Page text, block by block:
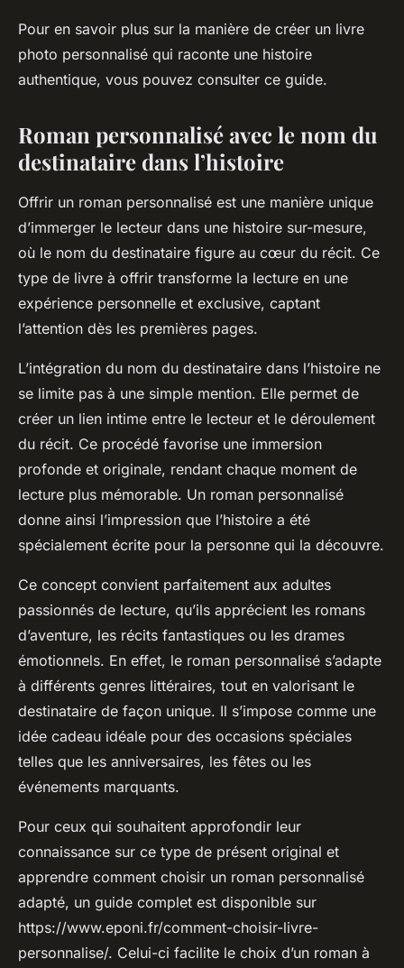
Pour en savoir plus sur la manière de créer un livre
photo personnalisé qui raconte une histoire
authentique, vous pouvez consulter ce guide.
Roman personnalisé avec le nom du
destinataire dans l’histoire
Offrir un roman personnalisé est une manière unique
d’immerger le lecteur dans une histoire sur-mesure,
où le nom du destinataire figure au cœur du récit. Ce
type de livre à offrir transforme la lecture en une
expérience personnelle et exclusive, captant
l’attention dès les premières pages.
L’intégration du nom du destinataire dans l’histoire ne
se limite pas à une simple mention. Elle permet de
créer un lien intime entre le lecteur et le déroulement
du récit. Ce procédé favorise une immersion
profonde et originale, rendant chaque moment de
lecture plus mémorable. Un roman personnalisé
donne ainsi l’impression que l’histoire a été
spécialement écrite pour la personne qui la découvre.
Ce concept convient parfaitement aux adultes
passionnés de lecture, qu’ils apprécient les romans
d’aventure, les récits fantastiques ou les drames
émotionnels. En effet, le roman personnalisé s’adapte
à différents genres littéraires, tout en valorisant le
destinataire de façon unique. Il s’impose comme une
idée cadeau idéale pour des occasions spéciales
telles que les anniversaires, les fêtes ou les
événements marquants.
Pour ceux qui souhaitent approfondir leur
connaissance sur ce type de présent original et
apprendre comment choisir un roman personnalisé
adapté, un guide complet est disponible sur
https://www.eponi.fr/comment-choisir-livre-
personnalise/. Celui-ci facilite le choix d’un roman à